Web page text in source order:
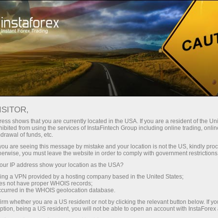
فتح الحساب الفوري منصة التداول
للمبتدئين للمستثمرين للشركاء
ثقة المستهلك النرويجية هي الأضعف
الثقة بين المستهلكين النرويجيين تراجعت في
وانخفضت ثقة المستهلك المعدلة موسمياً بشكل
إجراء الاستطلاع بالتعاون مع "كانتار بابلك" في
"فاينانس نورج" إيدار كروتزر: "في الوقت الذي تشهد فيه
فإن توقعات الأسر النرويجية للتنمية الاقتصادية
المالي خلال الاثني عشر شهرًا القادمة بشكل
shows that you are currently located in the USA. If you are a resident of the
from using the services of InstaFintech Group including online trading,
of funds, etc.
are seeing this message by mistake and your location is not the US, kindly
you must leave the website in order to comply with government
IP address show your location as the USA?
a VPN provided by a hosting company based in the United States;
not have proper WHOIS records;
in the WHOIS geolocation database.
whether you are a US resident or not by clicking the relevant button below. If
being a US resident, you will not be able to open an account with InstaForex